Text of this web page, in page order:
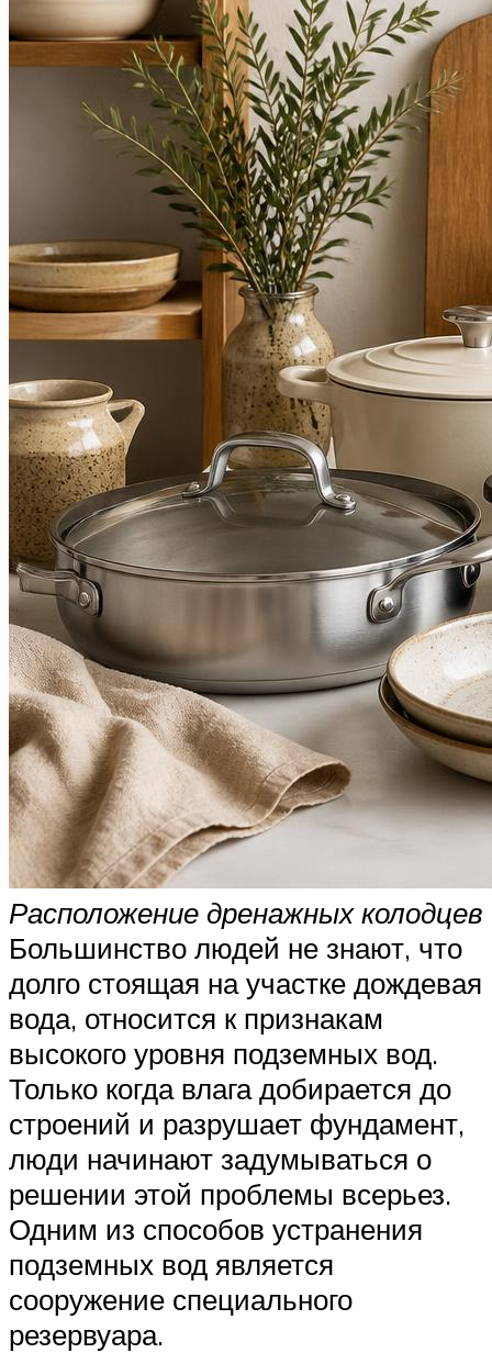
Расположение дренажных колодцев
Большинство людей не знают, что
долго стоящая на участке дождевая
вода, относится к признакам
высокого уровня подземных вод.
Только когда влага добирается до
строений и разрушает фундамент,
люди начинают задумываться о
решении этой проблемы всерьез.
Одним из способов устранения
подземных вод является
сооружение специального
резервуара.